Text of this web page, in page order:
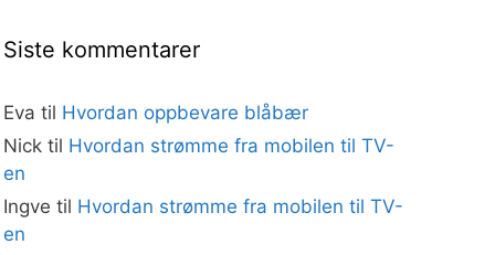
Siste kommentarer
Eva til Hvordan oppbevare blåbær
Nicktil Hvordan strømme fra mobilen til TV-
en
Ingve til Hvordan strømme fra mobilen til TV-
en